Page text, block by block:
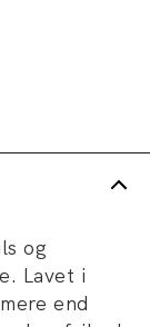
og
Lavet i
end